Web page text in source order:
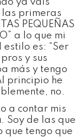
ya vais
las primeras
PEQUEÑAS
a lo que mi
es: “Ser
y sus
más y tengo
principio he
no.
a contar mis
. Soy de las que
que tengo que